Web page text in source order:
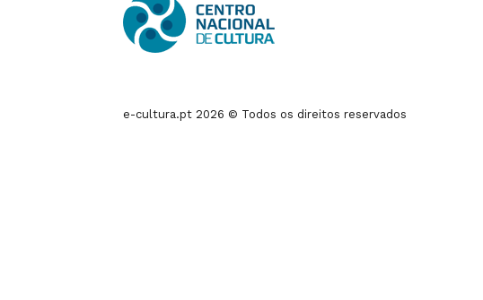
e-cultura.pt 2026 © Todos os direitos reservados